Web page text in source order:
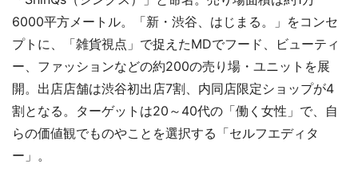
6000平方メートル。「新・渋谷、はじまる。」をコンセ
プトに、「雑貨視点」で捉えたMDでフード、ビューティ
ー、ファッションなどの約200の売り場・ユニットを展
開。出店店舗は渋谷初出店7割、内同店限定ショップが4
割となる。ターゲットは20～40代の「働く女性」で、自
らの価値観でものやことを選択する「セルフエディタ
ー」。